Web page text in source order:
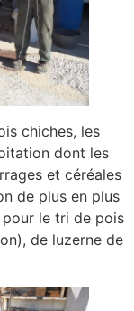
chiches, les
dont les
et céréales
de plus en plus
le tri de pois
de luzerne de